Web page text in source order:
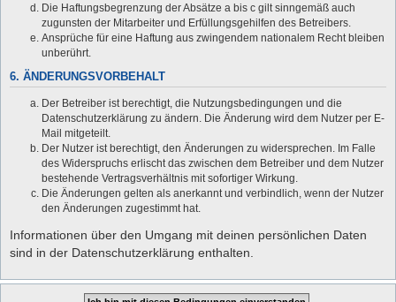
Die Haftungsbegrenzung der Absätze a bis c gilt sinngemäß auch
zugunsten der Mitarbeiter und Erfüllungsgehilfen des Betreibers.
Ansprüche für eine Haftung aus zwingendem nationalem Recht bleiben
unberührt.
6. ÄNDERUNGSVORBEHALT
Der Betreiber ist berechtigt, die Nutzungsbedingungen und die
Datenschutzerklärung zu ändern. Die Änderung wird dem Nutzer per E-
Mail mitgeteilt.
Der Nutzer ist berechtigt, den Änderungen zu widersprechen. Im Falle
des Widerspruchs erlischt das zwischen dem Betreiber und dem Nutzer
bestehende Vertragsverhältnis mit sofortiger Wirkung.
Die Änderungen gelten als anerkannt und verbindlich, wenn der Nutzer
den Änderungen zugestimmt hat.
Informationen über den Umgang mit deinen persönlichen Daten
sind in der Datenschutzerklärung enthalten.